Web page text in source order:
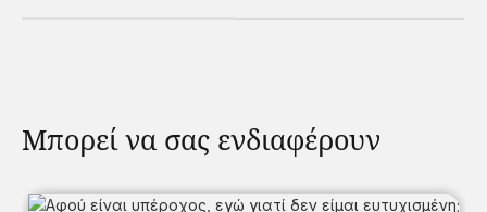
Μπορεί να σας ενδιαφέρουν